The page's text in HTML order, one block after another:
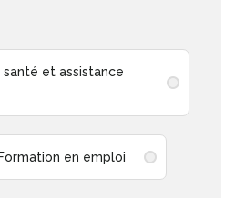
santé et assistance
Formation en emploi